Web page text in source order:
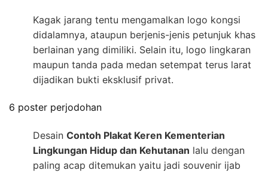
Kagak jarang tentu mengamalkan logo kongsi
didalamnya, ataupun berjenis-jenis petunjuk khas
berlainan yang dimiliki. Selain itu, logo lingkaran
maupun tanda pada medan setempat terus larat
dijadikan bukti eksklusif privat.
6 poster perjodohan
Desain Contoh Plakat Keren Kementerian
Lingkungan Hidup dan Kehutanan lalu dengan
paling acap ditemukan yaitu jadi souvenir ijab